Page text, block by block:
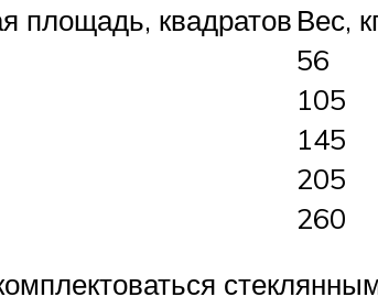
площадь, квадратов Вес,
56
105
145
205
260